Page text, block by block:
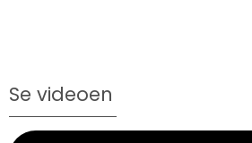
Se videoen